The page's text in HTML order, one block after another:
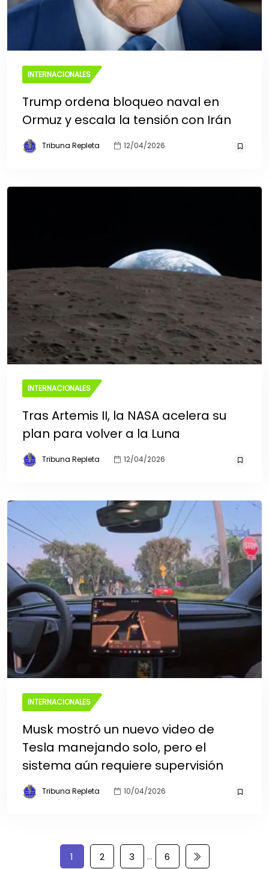
INTERNACIONALES
Trump ordena bloqueo naval en
Ormuz y escala la tensión con Irán
Tribuna Repleta 12/04/2026
INTERNACIONALES
Tras Artemis II, la NASA acelera su
plan para volver a la Luna
Tribuna Repleta 12/04/2026
INTERNACIONALES
Musk mostró un nuevo video de
Tesla manejando solo, pero el
sistema aún requiere supervisión
Tribuna Repleta 10/04/2026
1 2 3 … 6